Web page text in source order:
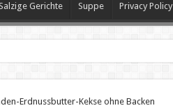
Gerichte Suppe Privacy Policy
Erdnussbutter-Kekse ohne Backen